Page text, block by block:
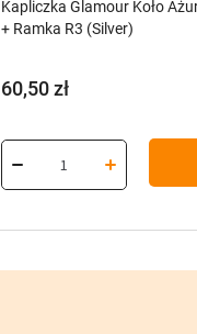
Kapliczka Glamour Koło
+ Ramka R3 (Silver)
60,50zł